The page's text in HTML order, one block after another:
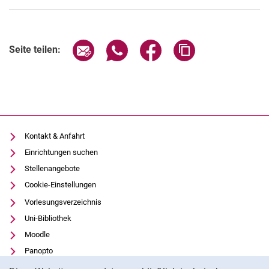
Seite teilen: Seite über E-Mail teilen
Seite über WhatsApp teilen
Seite über Facebook
Kontakt & Anfahrt
Einrichtungen suchen
Stellenangebote
Cookie-Einstellungen
Vorlesungsverzeichnis
Uni-Bibliothek
Moodle
Panopto